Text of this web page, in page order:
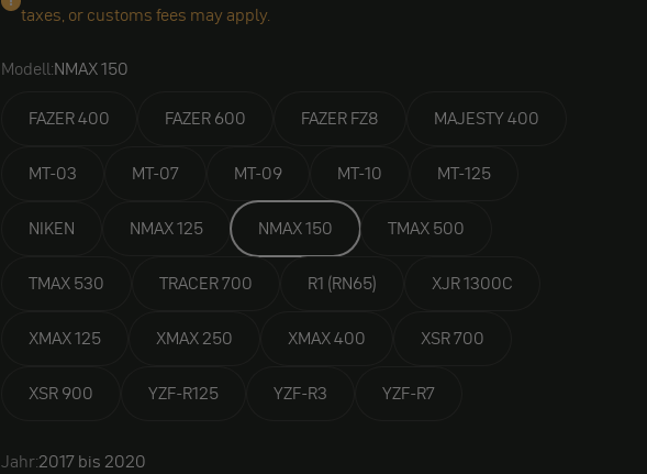
taxes, or customs fees may apply.
Modell:NMAX 150
FAZER 400 FAZER 600 FAZER FZ8 MAJESTY 400
MT-03 MT-07 MT-09 MT-10 MT-125
NIKEN NMAX 125 NMAX 150 TMAX 500
TMAX 530 TRACER 700 R1 (RN65) XJR 1300C
XMAX 125 XMAX 250 XMAX 400 XSR 700
XSR 900 YZF-R125 YZF-R3 YZF-R7
Jahr:2017 bis 2020